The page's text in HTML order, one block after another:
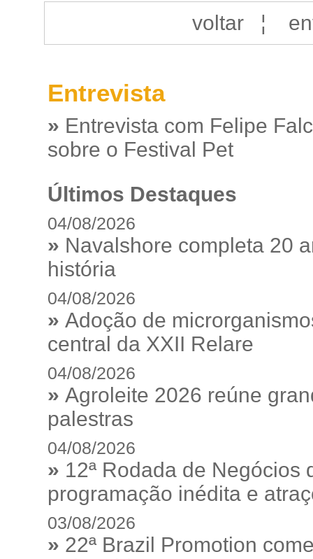
voltar¦
Entrevista
» Entrevista com Felipe
sobre o Festival Pet
Últimos Destaques
04/08/2026
» Navalshore completa 20
história
04/08/2026
» Adoção de
central da XXII Relare
04/08/2026
» Agroleite 2026 reúne
palestras
04/08/2026
» 12ª Rodada de Negócios
programação inédita e
03/08/2026
» 22ª Brazil Promotion